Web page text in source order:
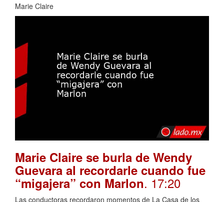
Marie Claire
Marie Claire se burla de Wendy
Guevara al recordarle cuando fue
“migajera” con Marlon. 17:20
Las conductoras recordaron momentos de La Casa de los